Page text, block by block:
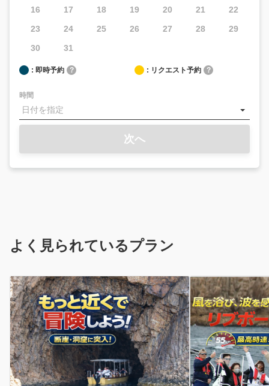
16
17 18 19 20 21
22
23
24 25 26 27 28
29
30
31
: 即時予約 ? : リクエスト予約 ?
時間
次へ
よく見られているプラン